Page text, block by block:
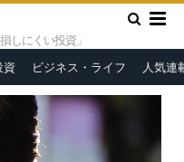
しにくい投資」
資 ビジネス・ライフ 人気連
加中。日本人が知らない中国